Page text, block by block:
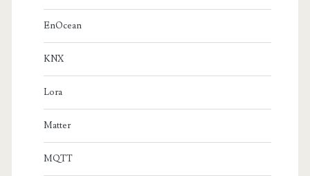
EnOcean
KNX
Lora
Matter
MQTT